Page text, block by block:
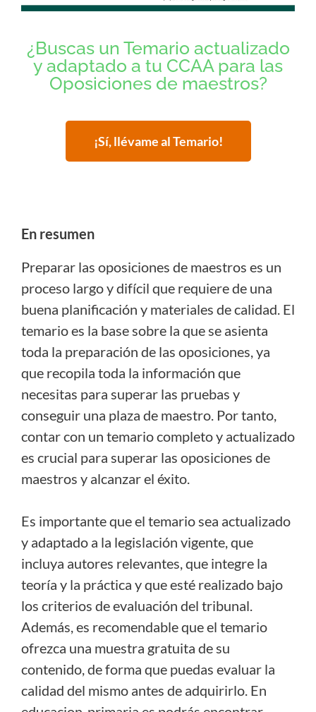
¿Buscas un Temario actualizado
y adaptado a tu CCAA para las
Oposiciones de maestros?
¡Sí, llévame al Temario!
En resumen
Preparar las oposiciones de maestros es un
proceso largo y difícil que requiere de una
buena planificación y materiales de calidad. El
temario es la base sobre la que se asienta
toda la preparación de las oposiciones, ya
que recopila toda la información que
necesitas para superar las pruebas y
conseguir una plaza de maestro. Por tanto,
contar con un temario completo y actualizado
es crucial para superar las oposiciones de
maestros y alcanzar el éxito.
Es importante que el temario sea actualizado
y adaptado a la legislación vigente, que
incluya autores relevantes, que integre la
teoría y la práctica y que esté realizado bajo
los criterios de evaluación del tribunal.
Además, es recomendable que el temario
ofrezca una muestra gratuita de su
contenido, de forma que puedas evaluar la
calidad del mismo antes de adquirirlo. En